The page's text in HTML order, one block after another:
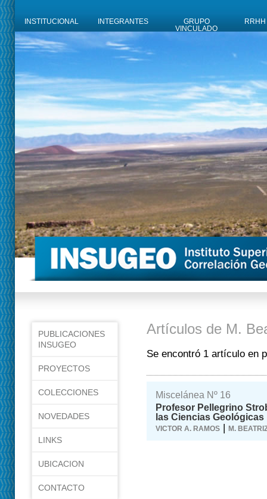
INSTITUCIONAL INTEGRANTES
GRUPO
VINCULADO
RRHH
PUBLICACIONES
INSUGEO
PROYECTOS
COLECCIONES
NOVEDADES
LINKS
UBICACION
CONTACTO
Artículos de M.
Se encontró 1 artículo en
Miscelánea Nº 16
Profesor Pellegrino
las Ciencias Geológicas
VICTOR A. RAMOS | M.